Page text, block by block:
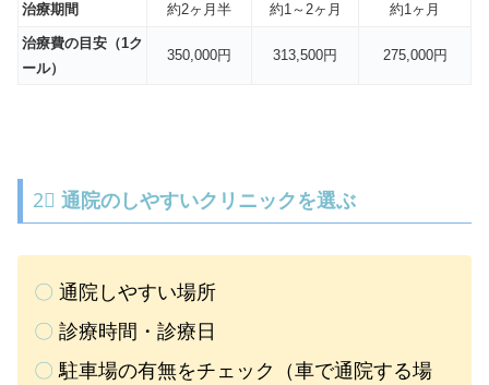
治療期間 約2ヶ月半 約1～2ヶ月 約1ヶ月
治療費の目安（1ク
ール）
350,000円 313,500円 275,000円
2⃣ 通院のしやすいクリニックを選ぶ
〇 通院しやすい場所
〇 診療時間・診療日
〇 駐車場の有無をチェック（車で通院する場